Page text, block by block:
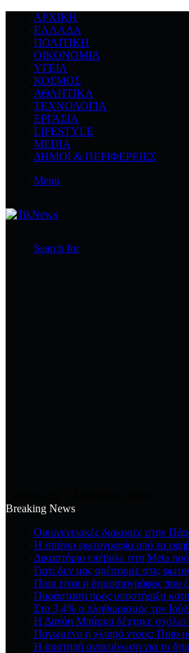
ΑΡΧΙΚΉ
ΕΛΛΆΔΑ
ΠΟΛΙΤΙΚΉ
ΟΙΚΟΝΟΜΊΑ
ΥΓΕΊΑ
ΚΌΣΜΟΣ
ΑΘΛΗΤΙΚΆ
ΤΕΧΝΟΛΟΓΙΆ
ΕΡΓΑΣΊΑ
LIFESTYLE
MEDIA
ΔΉΜΟΙ & ΠΕΡΙΦΈΡΕΙΕΣ
Menu
Search for
Breaking News
Οικογενειακές διακοπές στην
Η σπάνια φωτογραφία από τα
Δικαστήριο επέβαλε στη Meta
Γιατί δεν μας αρέσουμε στις
Ποια είναι η δημοσιογράφος που
Παράσταση προς υποστήριξη
Στο 3,4% ο πληθωρισμός τον
Η Δανάη Μπάρκα δέχτηκε σχόλιο
Παγωμένο ή χλιαρό ντους; Ποιο
Η αυστηρή ανακοίνωση για τα